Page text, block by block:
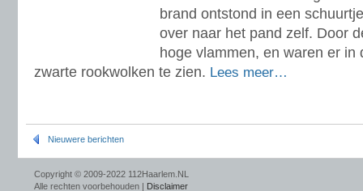
brand ontstond in een
over naar het pand zelf. Door
hoge vlammen, en waren er in
zwarte rookwolken te zien. Lees meer…
Nieuwere berichten
Copyright © 2009-2022 112Haarlem.NL
Alle rechten voorbehouden | Disclaimer